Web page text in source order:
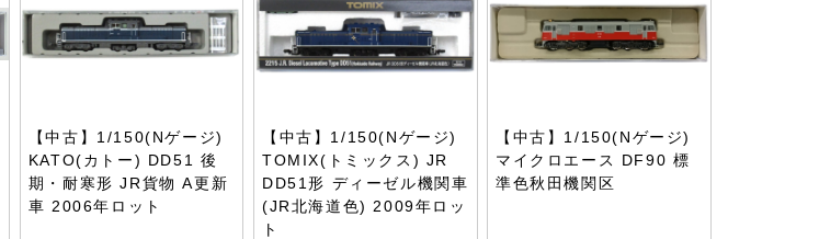
【中古】1/150(Nゲージ)
KATO(カトー) DD51 後
期・耐寒形 JR貨物 A更新
車 2006年ロット
【中古】1/150(Nゲージ)
TOMIX(トミックス) JR
DD51形 ディーゼル機関車
(JR北海道色) 2009年ロッ
ト
【中古】1/150(Nゲージ)
マイクロエース DF90 標
準色秋田機関区